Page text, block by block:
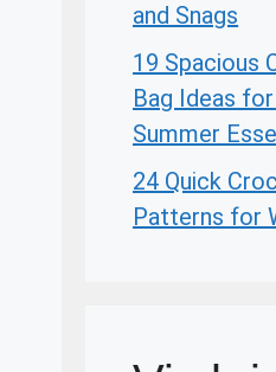
and Snags
19 Spacious
Bag Ideas
Summer
24 Quick
Patterns for